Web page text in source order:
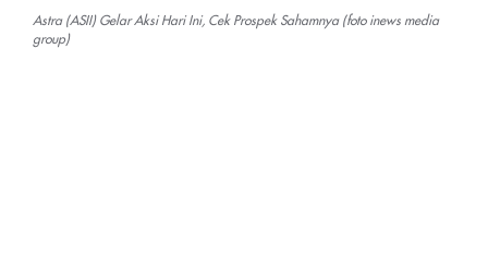
Astra (ASII) Gelar Aksi Hari Ini, Cek Prospek Sahamnya (foto inews media
group)